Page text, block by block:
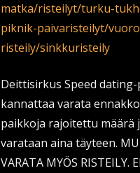
matka/risteilyt/turku-
piknik-paivaristeilyt/
risteily/sinkkuristeily
Deittisirkus Speed
kannattaa varata
paikkoja rajoitettu määrä
varataan aina täyteen.
VARATA MYÖS RISTEILY.